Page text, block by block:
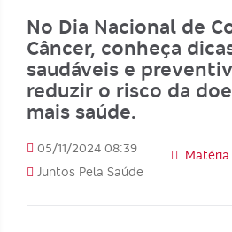
No Dia Nacional de
Câncer, conheça
saudáveis e
reduzir o risco da
mais saúde.
05/11/2024 08:39
Juntos Pela Saúde
Matéria